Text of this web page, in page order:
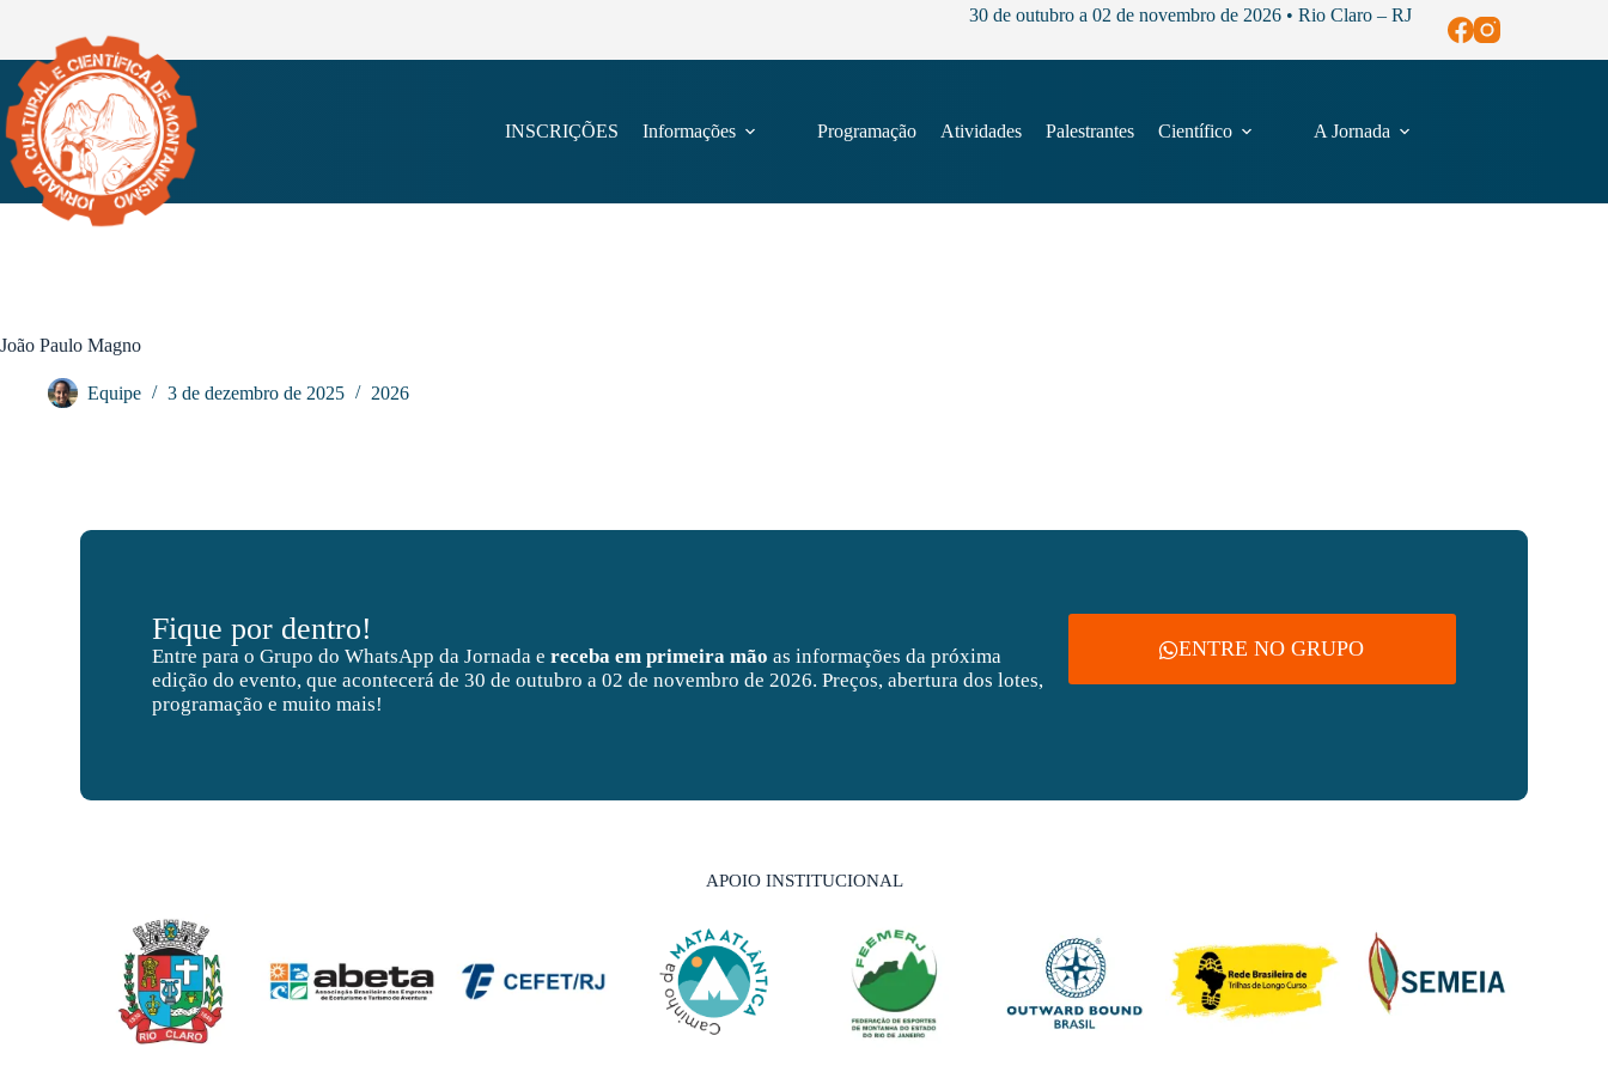
30 de outubro a 02 de novembro de 2026 • Rio Claro – RJ
INSCRIÇÕES Informações Programação Atividades Palestrantes Científico A Jornada
João Paulo Magno
Equipe 3 de dezembro de 2025 2026
Fique por dentro!
Entre para o Grupo do WhatsApp da Jornada ereceba em primeira mão as informações da próxima
edição do evento, que acontecerá de 30 de outubro a 02 de novembro de 2026. Preços, abertura dos lotes,
programação e muito mais!
ENTRE NO GRUPO
APOIO INSTITUCIONAL